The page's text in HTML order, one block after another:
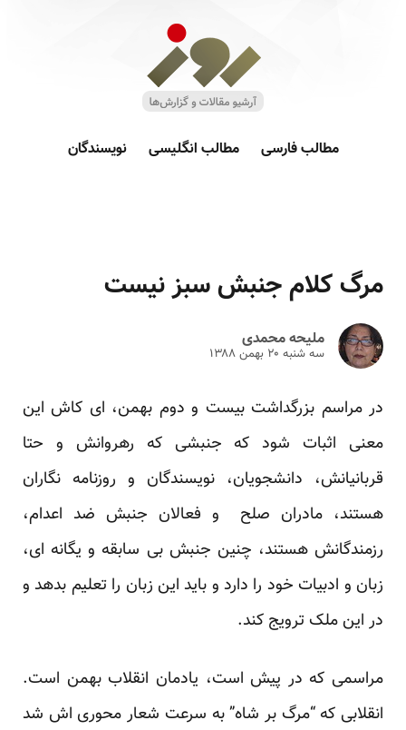
مطالب فارسی مطالب انگلیسی نویسندگان
مرگ کلام جنبش سبز نیست
ملیحه محمدی
سه شنبه ۲۰ بهمن ۱۳۸۸
در مراسم بزرگداشت بیست و دوم بهمن، ای کاش این
معنی اثبات شود که جنبشی که رهروانش و حتا
قربانیانش، دانشجویان، نویسندگان و روزنامه نگاران
هستند، مادران صلح و فعالان جنبش ضد اعدام،
رزمندگانش هستند، چنین جنبش بی سابقه و یگانه ای،
زبان و ادبیات خود را دارد و باید این زبان را تعلیم بدهد و
در این ملک ترویج کند.
مراسمی که در پیش است، یادمان انقلاب بهمن است.
انقلابی که “مرگ بر شاه” به سرعت شعار محوری اش شد